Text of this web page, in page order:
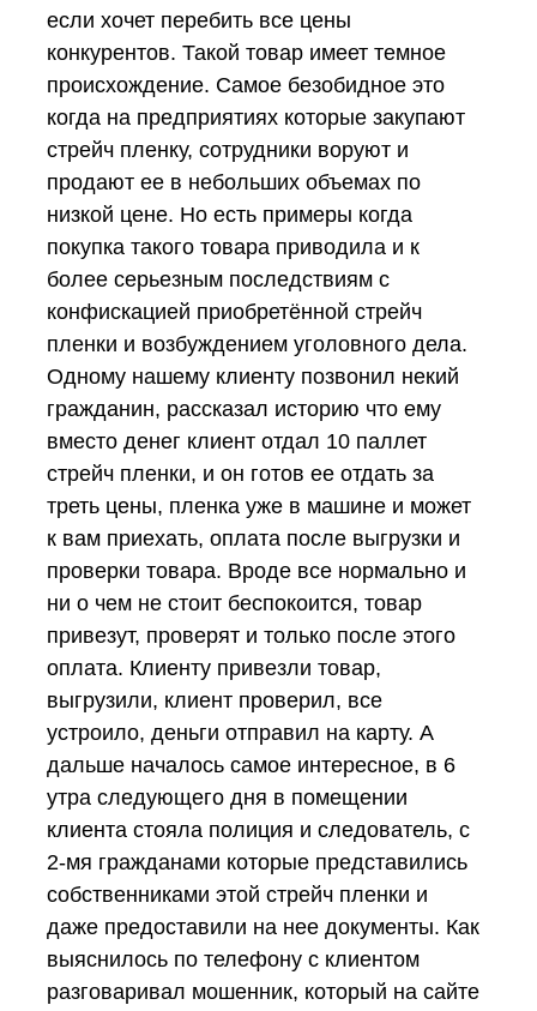
если хочет перебить все цены
конкурентов. Такой товар имеет темное
происхождение. Самое безобидное это
когда на предприятиях которые закупают
стрейч пленку, сотрудники воруют и
продают ее в небольших объемах по
низкой цене. Но есть примеры когда
покупка такого товара приводила и к
более серьезным последствиям с
конфискацией приобретённой стрейч
пленки и возбуждением уголовного дела.
Одному нашему клиенту позвонил некий
гражданин, рассказал историю что ему
вместо денег клиент отдал 10 паллет
стрейч пленки, и он готов ее отдать за
треть цены, пленка уже в машине и может
к вам приехать, оплата после выгрузки и
проверки товара. Вроде все нормально и
ни о чем не стоит беспокоится, товар
привезут, проверят и только после этого
оплата. Клиенту привезли товар,
выгрузили, клиент проверил, все
устроило, деньги отправил на карту. А
дальше началось самое интересное, в 6
утра следующего дня в помещении
клиента стояла полиция и следователь, с
2-мя гражданами которые представились
собственниками этой стрейч пленки и
даже предоставили на нее документы. Как
выяснилось по телефону с клиентом
разговаривал мошенник, который на сайте